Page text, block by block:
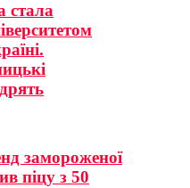
стала
замороженої
піцу з 50